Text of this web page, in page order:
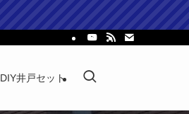
DIY井戸セット